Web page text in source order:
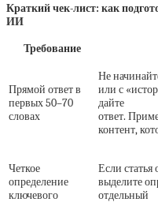
Краткий чек-лист: как
ИИ
Требование
Прямой ответ в
первых 50–70
словах
Не
или с
дайте
ответ.
контент,
Четкое
определение
ключевого
Если статья
выделите
отдельный